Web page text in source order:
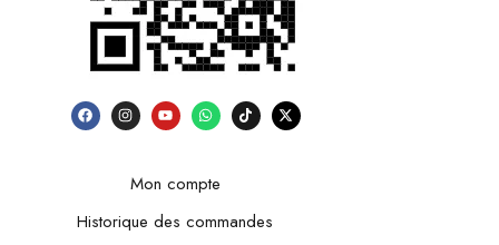
Mon compte
Historique des commandes